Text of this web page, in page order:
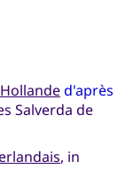
d'après
Salverda de
, in